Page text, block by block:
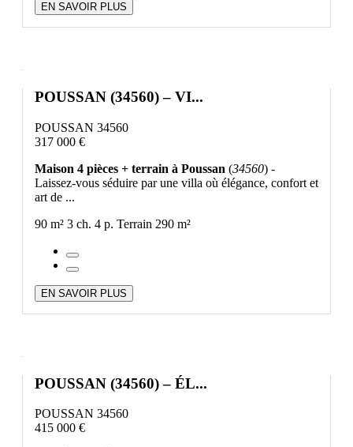
EN SAVOIR PLUS
POUSSAN (34560) – VI...
POUSSAN 34560
317 000 €
Maison 4 pièces + terrain à Poussan (34560) -
Laissez-vous séduire par une villa où élégance, confort et
art de ...
90 m² 3 ch. 4 p. Terrain 290 m²
EN SAVOIR PLUS
POUSSAN (34560) – ÉL...
POUSSAN 34560
415 000 €